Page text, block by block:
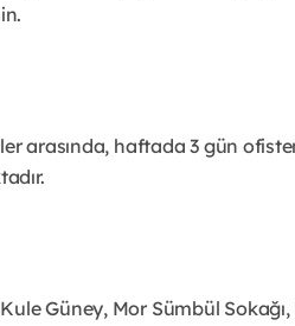
arasında, haftada 3 gün
Güney, Mor Sümbül